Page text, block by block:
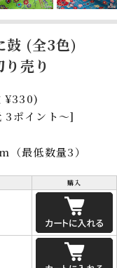
鼓 (全3色)
売り
¥330)
3ポイント～]
（最低数量3）
購入